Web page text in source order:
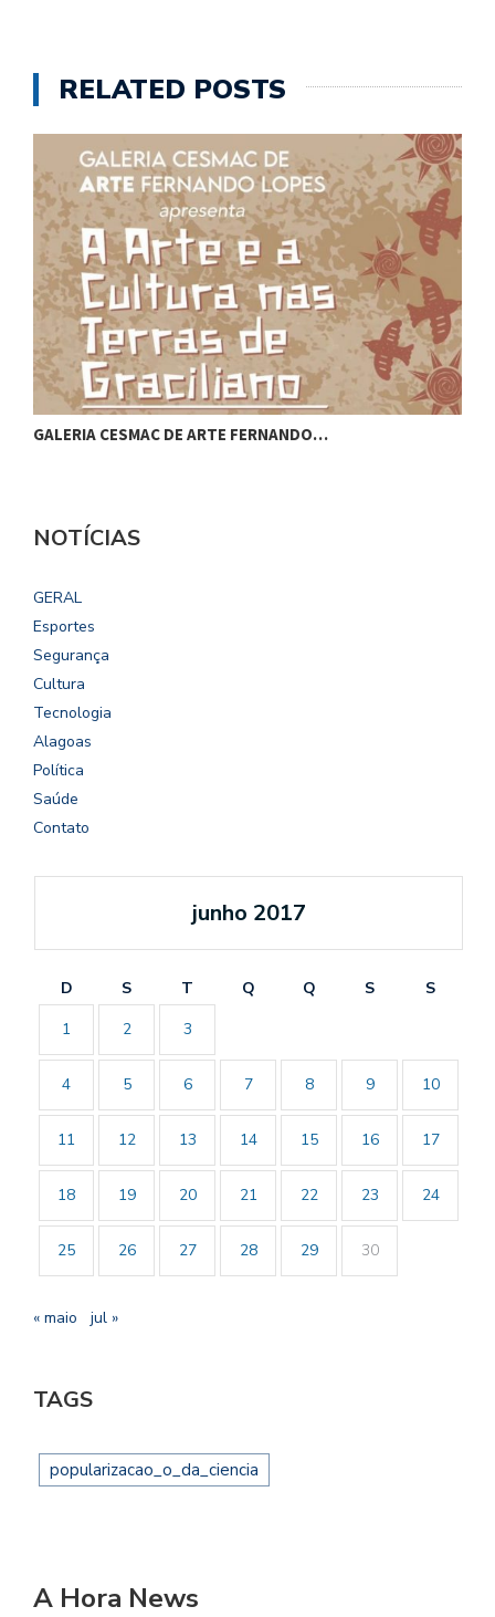
RELATED POSTS
DEPUTADO SILVIO CAMELO CELEBRA CRIAÇÃO…
NOTÍCIAS
GERAL
Esportes
Segurança
Cultura
Tecnologia
Alagoas
Política
Saúde
Contato
junho 2017
D S T Q Q S
S
1
2 3
4 5 6 7 8 9 10
11 12 13 14 15 16 17
18 19 20 21 22 23 24
25 26 27 28 29 30
« maio jul »
TAGS
popularizacao_o_da_ciencia
A Hora News